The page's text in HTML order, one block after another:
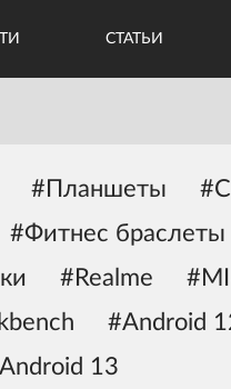
СТАТЬИ
#Планшеты
#Фитнес браслеты
#Realme
#Android
13